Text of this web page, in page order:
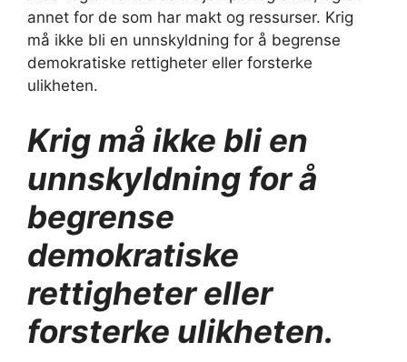
annet for de som har makt og ressurser. Krig
må ikke bli en unnskyldning for å begrense
demokratiske rettigheter eller forsterke
ulikheten.
Krig må ikke bli en
unnskyldning for å
begrense
demokratiske
rettigheter eller
forsterke ulikheten.